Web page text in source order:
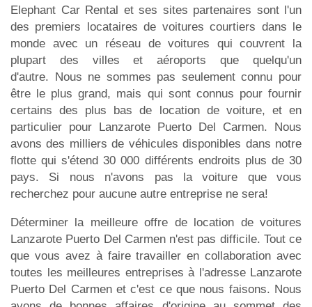
Elephant Car Rental et ses sites partenaires sont l'un
des premiers locataires de voitures courtiers dans le
monde avec un réseau de voitures qui couvrent la
plupart des villes et aéroports que quelqu'un
d'autre. Nous ne sommes pas seulement connu pour
être le plus grand, mais qui sont connus pour fournir
certains des plus bas de location de voiture, et en
particulier pour Lanzarote Puerto Del Carmen. Nous
avons des milliers de véhicules disponibles dans notre
flotte qui s'étend 30 000 différents endroits plus de 30
pays. Si nous n'avons pas la voiture que vous
recherchez pour aucune autre entreprise ne sera!
Déterminer la meilleure offre de location de voitures
Lanzarote Puerto Del Carmen n'est pas difficile. Tout ce
que vous avez à faire travailler en collaboration avec
toutes les meilleures entreprises à l'adresse Lanzarote
Puerto Del Carmen et c'est ce que nous faisons. Nous